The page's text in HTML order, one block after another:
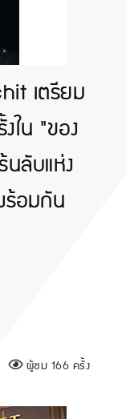
เตรียม
ใน "ของ
นลับแห่ง
ร้อมกัน
ผู้ชม 166 ครั้ง